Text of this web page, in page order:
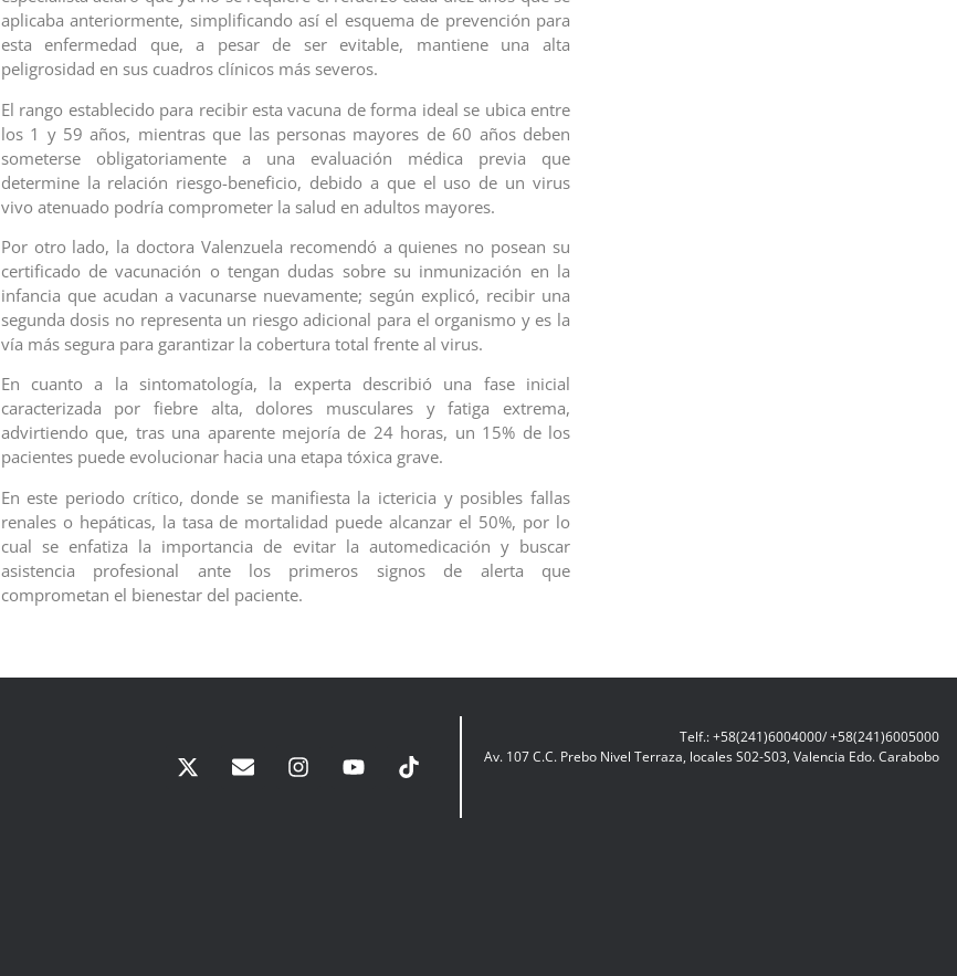
aplicaba anteriormente, simplificando así el esquema de prevención para
esta enfermedad que, a pesar de ser evitable, mantiene una alta
peligrosidad en sus cuadros clínicos más severos.
El rango establecido para recibir esta vacuna de forma ideal se ubica entre
los 1 y 59 años, mientras que las personas mayores de 60 años deben
someterse obligatoriamente a una evaluación médica previa que
determine la relación riesgo-beneficio, debido a que el uso de un virus
vivo atenuado podría comprometer la salud en adultos mayores.
Por otro lado, la doctora Valenzuela recomendó a quienes no posean su
certificado de vacunación o tengan dudas sobre su inmunización en la
infancia que acudan a vacunarse nuevamente; según explicó, recibir una
segunda dosis no representa un riesgo adicional para el organismo y es la
vía más segura para garantizar la cobertura total frente al virus.
En cuanto a la sintomatología, la experta describió una fase inicial
caracterizada por fiebre alta, dolores musculares y fatiga extrema,
advirtiendo que, tras una aparente mejoría de 24 horas, un 15% de los
pacientes puede evolucionar hacia una etapa tóxica grave.
En este periodo crítico, donde se manifiesta la ictericia y posibles fallas
renales o hepáticas, la tasa de mortalidad puede alcanzar el 50%, por lo
cual se enfatiza la importancia de evitar la automedicación y buscar
asistencia profesional ante los primeros signos de alerta que
comprometan el bienestar del paciente.
Telf.: +58(241)6004000/ +58(241)6005000
Av. 107 C.C. Prebo Nivel Terraza, locales S02-S03, Valencia Edo. Carabobo